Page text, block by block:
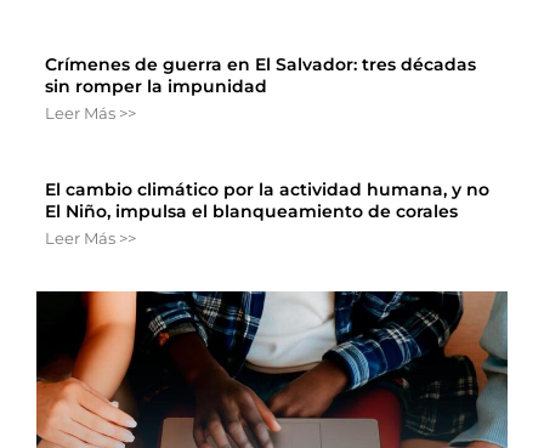
Crímenes de guerra en El Salvador: tres décadas
sin romper la impunidad
Leer Más >>
El cambio climático por la actividad humana, y no
El Niño, impulsa el blanqueamiento de corales
Leer Más >>